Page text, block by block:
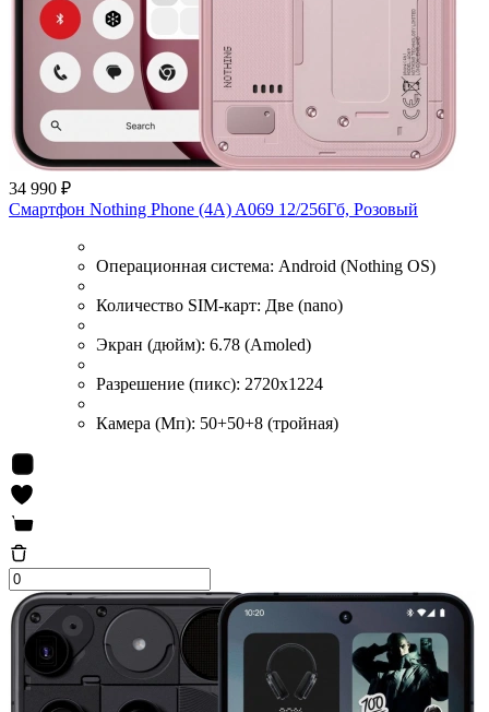
34 990 ₽
Смартфон Nothing Phone (4A) A069 12/256Гб, Розовый
Операционная система: Android (Nothing OS)
Количество SIM-карт: Две (nano)
Экран (дюйм): 6.78 (Amoled)
Разрешение (пикс): 2720x1224
Камера (Мп): 50+50+8 (тройная)